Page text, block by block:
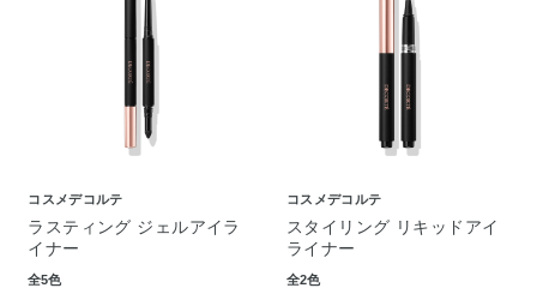
コスメデコルテ
ラスティング ジェルアイラ
イナー
全5色
コスメデコルテ
スタイリング リキッドアイ
ライナー
全2色